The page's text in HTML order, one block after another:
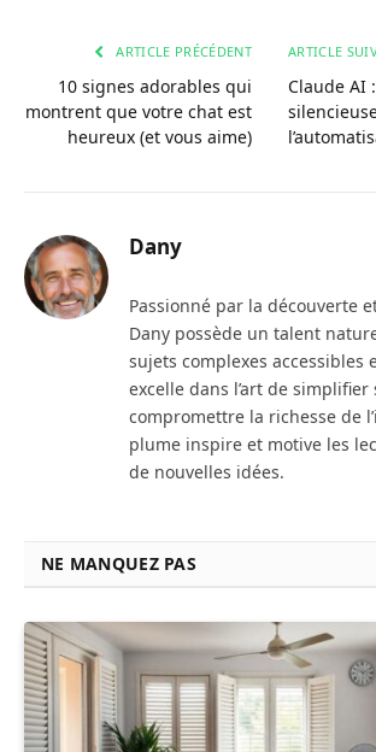
ARTICLE PRÉCÉDENT
10 signes adorables qui
montrent que votre chat est
heureux (et vous aime)
ARTICLE
Claude AI
Dany
Passionné par la découverte
Dany possède un talent
sujets complexes accessibles
excelle dans l’art de simplifier
compromettre la richesse de
plume inspire et motive les
de nouvelles idées.
NE MANQUEZ PAS